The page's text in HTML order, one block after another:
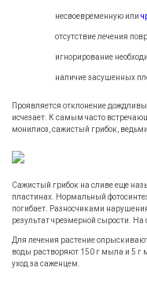
несвоевременную или
отсутствие лечения
игнорирование
наличие засушенных
Проявляется отклонение
исчезает. К самым часто
монилиоз, сажистый грибок,
Сажистый грибок на сливе еще
пластинах. Нормальный
погибает. Разносчиками
результат чрезмерной сырости.
Для лечения растение
воды растворяют 150 г мыла и 5 г
уход за саженцем.